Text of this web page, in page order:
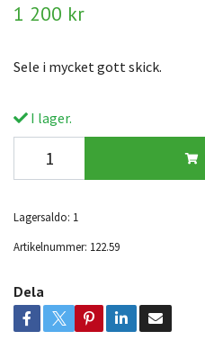
1 200 kr
Sele i mycket gott skick.
I lager.
Lagersaldo: 1
Artikelnummer: 122.59
Dela